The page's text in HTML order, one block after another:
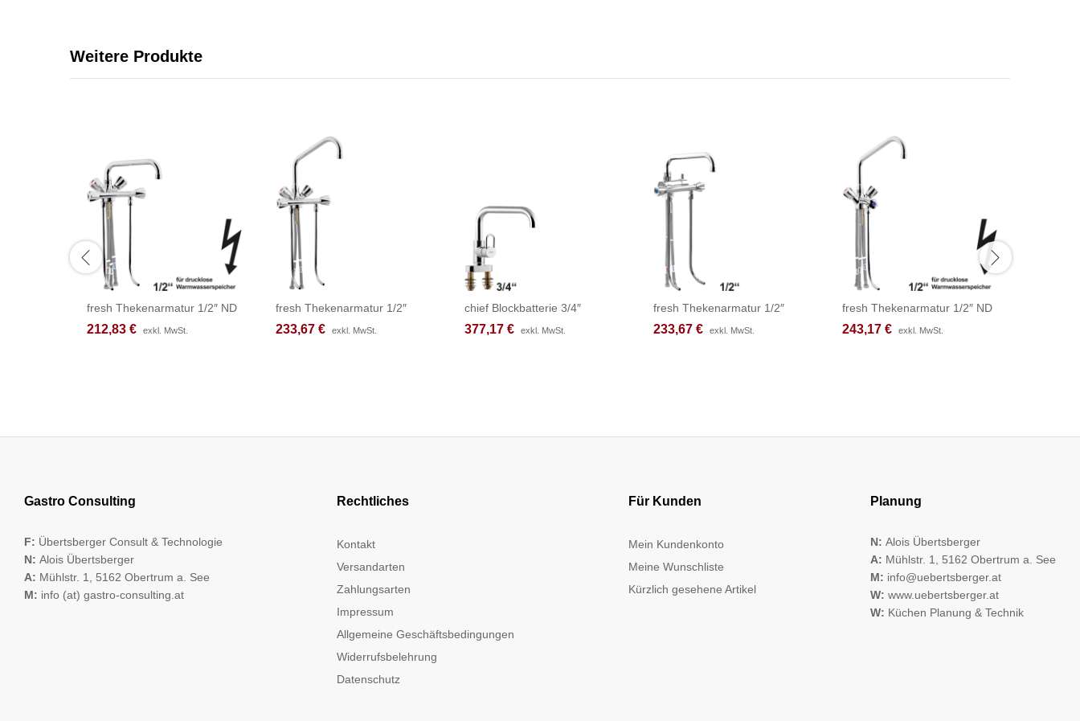
Weitere Produkte
fresh Thekenarmatur 1/2″ ND
212,83 € exkl. MwSt.
212,83 € exkl. MwSt.
fresh Thekenarmatur 1/2″
233,67 € exkl. MwSt.
233,67 € exkl. MwSt.
chief Blockbatterie 3/4″
377,17 € exkl. MwSt.
377,17 € exkl. MwSt.
fresh Thekenarmatur 1/2″
233,67 € exkl. MwSt.
233,67 € exkl. MwSt.
fresh Thekenarmatur 1/2″ ND
243,17 € exkl. MwSt.
243,17 € exkl. MwSt.
Gastro Consulting
F: Übertsberger Consult & Technologie
N: Alois Übertsberger
A: Mühlstr. 1, 5162 Obertrum a. See
M: info (at) gastro-consulting.at
Rechtliches
Kontakt
Versandarten
Zahlungsarten
Impressum
Allgemeine Geschäftsbedingungen
Widerrufsbelehrung
Datenschutz
Für Kunden
Mein Kundenkonto
Meine Wunschliste
Kürzlich gesehene Artikel
Planung
N: Alois Übertsberger
A: Mühlstr. 1, 5162 Obertrum a. See
M: info@uebertsberger.at
W: www.uebertsberger.at
W: Küchen Planung & Technik